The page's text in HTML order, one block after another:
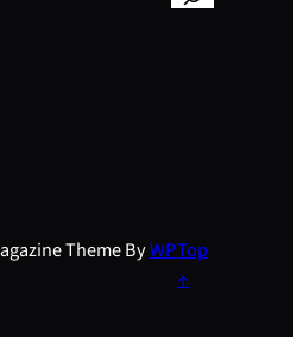
Theme ByWPTop
↑